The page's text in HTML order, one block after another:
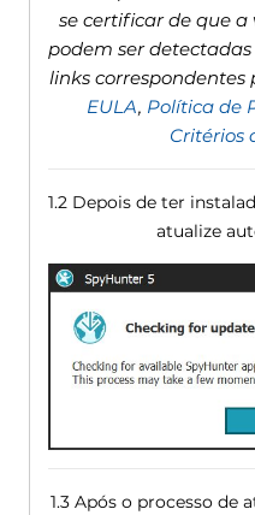
se certificar de que
podem ser
links
EULA, Política de
Critérios
1.2 Depois de ter
atualize
1.3 Após o processo de